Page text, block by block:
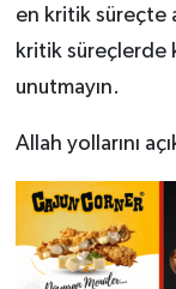
en kritik süreçte
kritik süreçlerde
unutmayın.
Allah yollarını